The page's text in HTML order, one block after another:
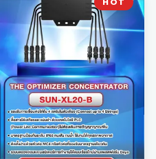
ดจำกัดการออกแบบระบบได้
ได้สูงสุดถึง
IP68